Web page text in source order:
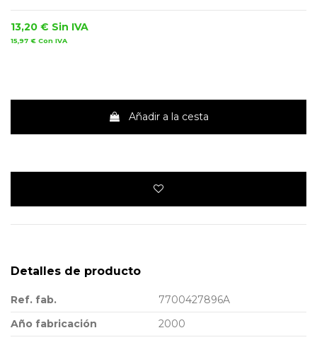
13,20 € Sin IVA
15,97 € Con IVA
Añadir a la cesta
Detalles de producto
Ref. fab.
7700427896A
Año fabricación
2000